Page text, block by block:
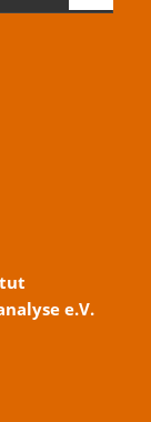
e.V.